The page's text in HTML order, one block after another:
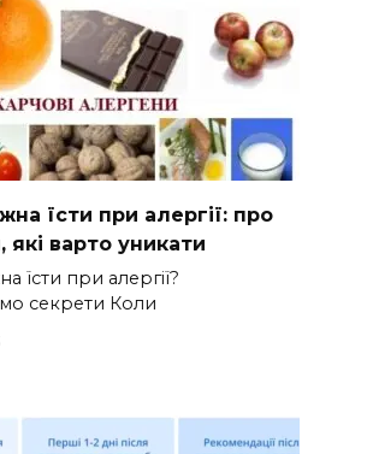
їсти при алергії: про
які варто уникати
їсти при алергії?
секрети Коли